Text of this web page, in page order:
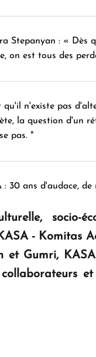
Stepanyan : « Dès
on est tous des
qu'il n'existe pas
la question d'un
pas. "
: 30 ans d'audace, de
hôtel Hyatt
ouvrira ses
socio-
- Komitas
et Gumri,